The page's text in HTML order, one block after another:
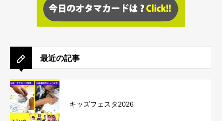
最近の記事
キッズフェスタ2026